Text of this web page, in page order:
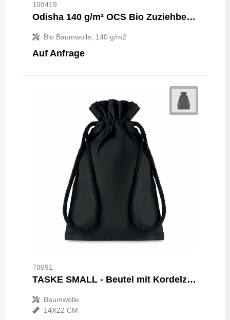
109419
Odisha 140 g/m² OCS Bio Zuziehbeutel – 30 × 25 cm
Bio Baumwolle, 140 g/m2
Auf Anfrage
78691
TASKE SMALL - Beutel mit Kordelzug S
Baumwolle
14X22 CM